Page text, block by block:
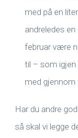
med på en
andreledes
februar være
til – som igjen
med gjennom
Har du andre
så skal vi legge